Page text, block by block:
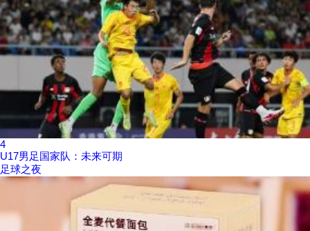
4
U17男足国家队：未来可期
足球之夜